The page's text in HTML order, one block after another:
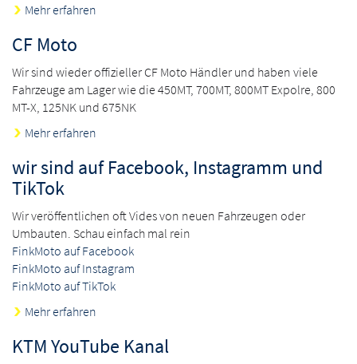
Mehr erfahren
CF Moto
Wir sind wieder offizieller CF Moto Händler und haben viele
Fahrzeuge am Lager wie die 450MT, 700MT, 800MT Expolre, 800
MT-X, 125NK und 675NK
Mehr erfahren
wir sind auf Facebook, Instagramm und
TikTok
Wir veröffentlichen oft Vides von neuen Fahrzeugen oder
Umbauten. Schau einfach mal rein
FinkMoto auf Facebook
FinkMoto auf Instagram
FinkMoto auf TikTok
Mehr erfahren
KTM YouTube Kanal